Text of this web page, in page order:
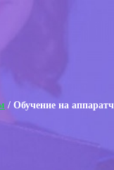
/ Обучение на